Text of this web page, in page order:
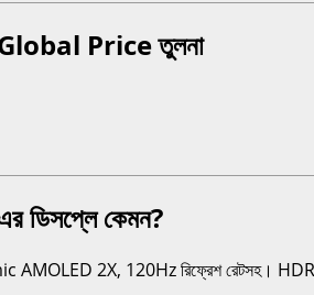
Price তুলনা
কেমন?
2X, 120Hz রিফ্রেশ রেটসহ।